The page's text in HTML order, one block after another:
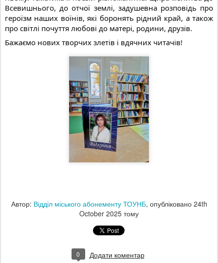
Всевишнього, до отчої землі, задушевна розповідь про
героїзм наших воїнів, які боронять рідний край, а також
про світлі почуття любові до матері, родини, друзів.
Бажаємо нових творчих злетів і вдячних читачів!
Автор: Відділ міського абонементу ТОУНБ, опубліковано 24th
October 2025 тому
0 Додати коментар